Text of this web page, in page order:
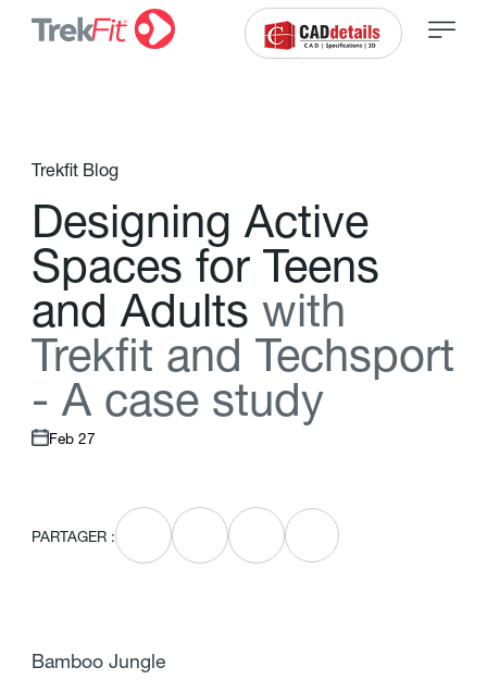
Trekfit Blog
Designing Active
Spaces for Teens
and Adults with
Trekft and Techsport
- A case study
Feb 27
PARTAGER :
Bamboo Jungle